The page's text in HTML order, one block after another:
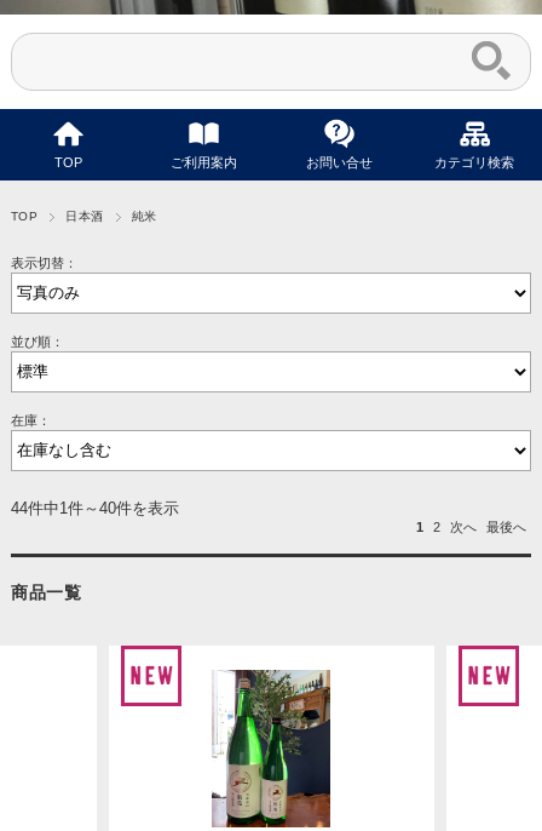
TOP ご利用案内 お問い合せ カテゴリ検索
TOP 日本酒 純米
表示切替：
並び順：
在庫：
44件中1件～40件を表示
1 2 次へ 最後へ
商品一覧